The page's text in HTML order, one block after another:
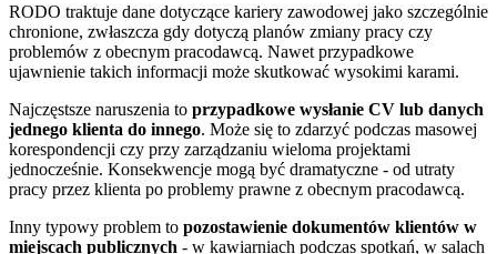
RODO traktuje dane dotyczące kariery zawodowej jako szczególnie
chronione, zwłaszcza gdy dotyczą planów zmiany pracy czy
problemów z obecnym pracodawcą. Nawet przypadkowe
ujawnienie takich informacji może skutkować wysokimi karami.
Najczęstsze naruszenia to przypadkowe wysłanie CV lub danych
jednego klienta do innego. Może się to zdarzyć podczas masowej
korespondencji czy przy zarządzaniu wieloma projektami
jednocześnie. Konsekwencje mogą być dramatyczne - od utraty
pracy przez klienta po problemy prawne z obecnym pracodawcą.
Inny typowy problem to pozostawienie dokumentów klientów w
miejscach publicznych - w kawiarniach podczas spotkań, w salach